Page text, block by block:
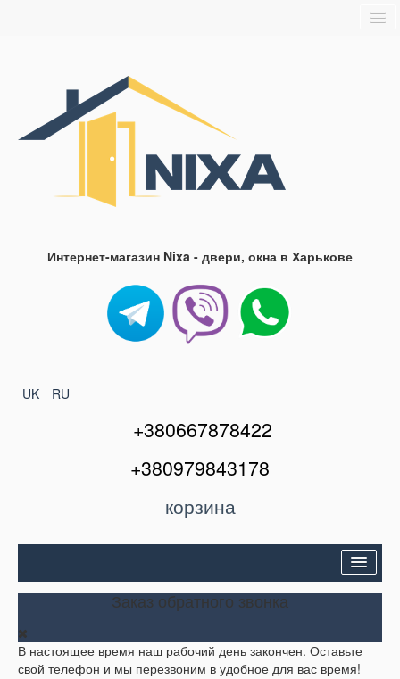
Контакты
Интернет-магазин Nixa - двери, окна в Харькове
UK RU
+380667878422
+380979843178
корзина
Двери входные
Окна и балконы
Заказ обратного звонка
В настоящее время наш рабочий день закончен. Оставьте
свой телефон и мы перезвоним в удобное для вас время!